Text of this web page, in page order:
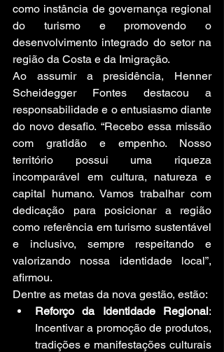
como instância de governança regional
do turismo e promovendo o
desenvolvimento integrado do setor na
região da Costa e da Imigração.
Ao assumir a presidência, Henner
Scheidegger Fontes destacou a
responsabilidade e o entusiasmo diante
do novo desafio. “Recebo essa missão
com gratidão e empenho. Nosso
território possui uma riqueza
incomparável em cultura, natureza e
capital humano. Vamos trabalhar com
dedicação para posicionar a região
como referência em turismo sustentável
e inclusivo, sempre respeitando e
valorizando nossa identidade local”,
afirmou.
Dentre as metas da nova gestão, estão:
Reforço da Identidade Regional:
Incentivar a promoção de produtos,
tradições e manifestações culturais